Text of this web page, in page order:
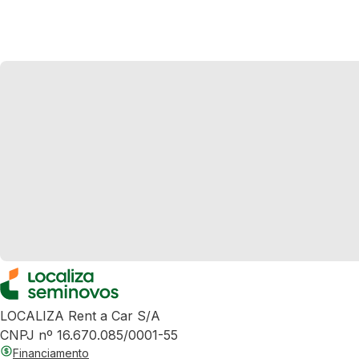
LOCALIZA Rent a Car S/A
CNPJ nº 16.670.085/0001-55
Financiamento